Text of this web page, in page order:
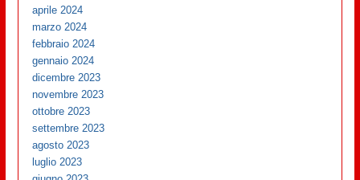
aprile 2024
marzo 2024
febbraio 2024
gennaio 2024
dicembre 2023
novembre 2023
ottobre 2023
settembre 2023
agosto 2023
luglio 2023